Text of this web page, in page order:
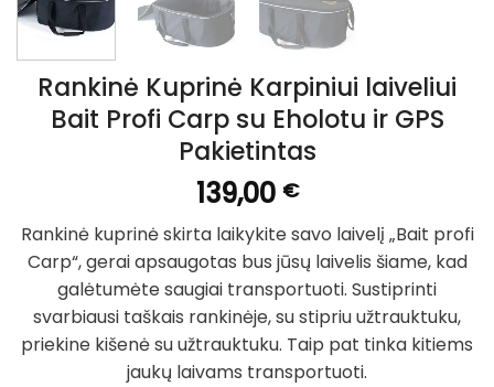
Rankinė Kuprinė Karpiniui laiveliui
Bait Profi Carp su Eholotu ir GPS
Pakietintas
139,00 €
Rankinė kuprinė skirta laikykite savo laivelį „Bait profi
Carp“, gerai apsaugotas bus jūsų laivelis šiame, kad
galėtumėte saugiai transportuoti. Sustiprinti
svarbiausi taškais rankinėje, su stipriu užtrauktuku,
priekine kišenė su užtrauktuku. Taip pat tinka kitiems
jaukų laivams transportuoti.